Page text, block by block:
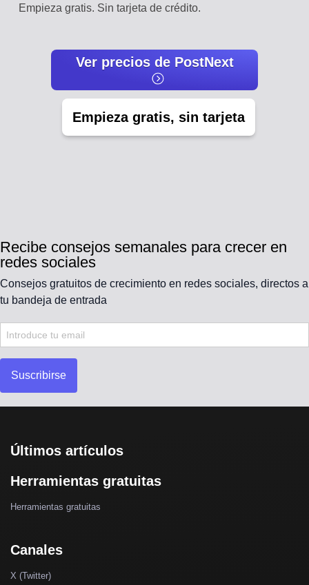
Empieza gratis. Sin tarjeta de crédito.
Ver precios de PostNext
Empieza gratis, sin tarjeta
Recibe consejos semanales para crecer en
redes sociales
Consejos gratuitos de crecimiento en redes sociales, directos a
tu bandeja de entrada
Suscribirse
Últimos artículos
Herramientas gratuitas
Herramientas gratuitas
Canales
X (Twitter)